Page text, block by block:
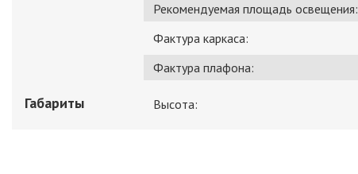
Рекомендуемая площадь освещения:
Фактура каркаса:
Фактура плафона:
Габариты Высота: